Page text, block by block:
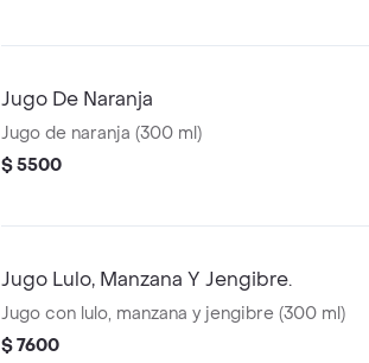
Jugo De Naranja
Jugo de naranja (300 ml)
$ 5500
Jugo Lulo, Manzana Y Jengibre.
Jugo con lulo, manzana y jengibre (300 ml)
$ 7600